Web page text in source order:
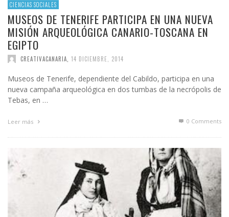
CIENCIAS SOCIALES
MUSEOS DE TENERIFE PARTICIPA EN UNA NUEVA
MISIÓN ARQUEOLÓGICA CANARIO-TOSCANA EN
EGIPTO
CREATIVACANARIA 14 DICIEMBRE, 2014
Museos de Tenerife, dependiente del Cabildo, participa en una
nueva campaña arqueológica en dos tumbas de la necrópolis de
Tebas, en …
Leer más 0 Comments